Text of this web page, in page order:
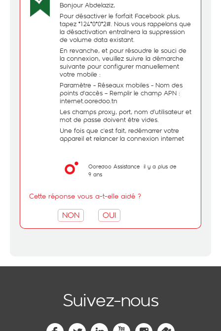
Bonjour Abdelaziz,
Pour désactiver le forfait Facebook plus,
tapez *124*0*0*2#. Nous vous rappelons que
la désactivation entraînera la suppression
de volume data existant.
En revanche, et pour résoudre le souci de
la connexion, veuillez suivre la démarche
suivante pour configurer manuellement
votre mobile :
Paramètre - Réseaux mobiles - Nom des
points d'accès – Remplir le champ APN :
internet.ooredoo.tn
Les champs proxy, port, nom d’utilisateur et
mot de passe doivent être vides.
Une fois que c'est fait, redémarrer votre
appareil et relancer la connexion internet
Ooredoo Assistance il y a plus de
9 ans
Cette réponse vous a-t-elle aidé ?
NON OUI
Suivez-nous